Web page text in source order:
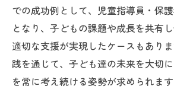
での成功例として、児童指導員・保
となり、子どもの課題や成長を共有
適切な支援が実現したケースもあり
践を通じて、子ども達の未来を大切
を常に考え続ける姿勢が求められます